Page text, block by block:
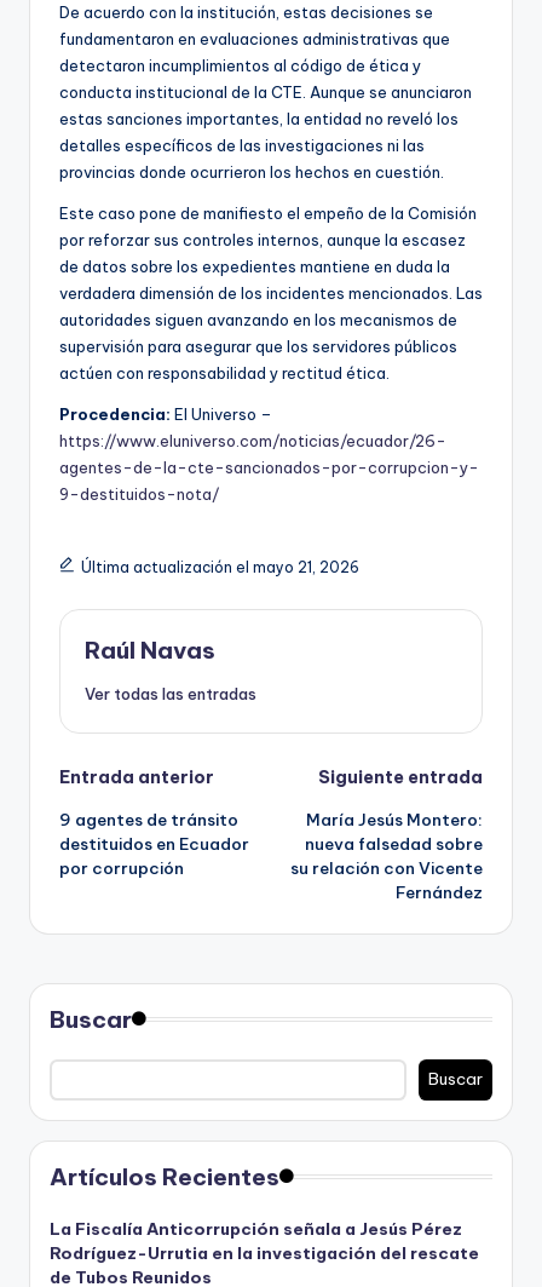
De acuerdo con la institución, estas decisiones se
fundamentaron en evaluaciones administrativas que
detectaron incumplimientos al código de ética y
conducta institucional de la CTE. Aunque se anunciaron
estas sanciones importantes, la entidad no reveló los
detalles específicos de las investigaciones ni las
provincias donde ocurrieron los hechos en cuestión.
Este caso pone de manifiesto el empeño de la Comisión
por reforzar sus controles internos, aunque la escasez
de datos sobre los expedientes mantiene en duda la
verdadera dimensión de los incidentes mencionados. Las
autoridades siguen avanzando en los mecanismos de
supervisión para asegurar que los servidores públicos
actúen con responsabilidad y rectitud ética.
Procedencia: El Universo –
https://www.eluniverso.com/noticias/ecuador/26-
agentes-de-la-cte-sancionados-por-corrupcion-y-
9-destituidos-nota/
Última actualización el mayo 21, 2026
Raúl Navas
Ver todas las entradas
Navegación
de
entradas
Entrada anterior
9 agentes de tránsito
destituidos en Ecuador
por corrupción
Siguiente entrada
María Jesús Montero:
nueva falsedad sobre
su relación con Vicente
Fernández
Buscar
Buscar
Artículos Recientes
La Fiscalía Anticorrupción señala a Jesús Pérez
Rodríguez-Urrutia en la investigación del rescate
de Tubos Reunidos